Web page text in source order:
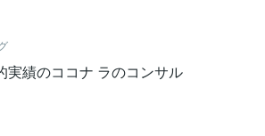
績のココナ ラのコンサル